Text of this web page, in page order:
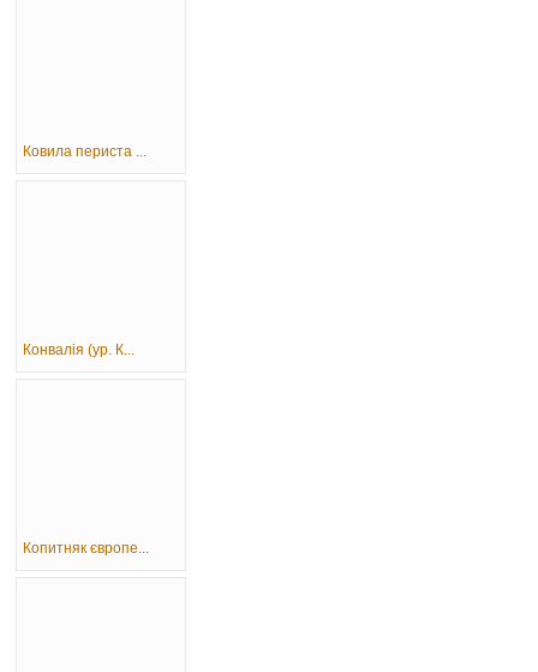
Ковила периста ...
Конвалія (ур. К...
Копитняк європе...